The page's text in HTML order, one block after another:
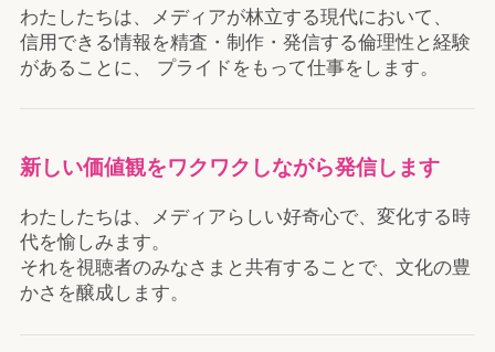
わたしたちは、メディアが林立する現代において、
信用できる情報を精査・制作・発信する倫理性と経験
があることに、 プライドをもって仕事をします。
新しい価値観をワクワクしながら発信します
わたしたちは、メディアらしい好奇心で、変化する時
代を愉しみます。
それを視聴者のみなさまと共有することで、文化の豊
かさを醸成します。